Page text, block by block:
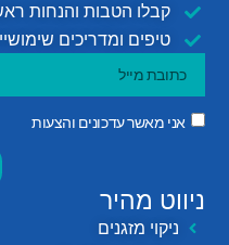
ניווט מהיר
ניקוי מזגנים
קבלו הטבות והנחות
טיפים ומדריכים
אני מאשר עדכונים והצעות